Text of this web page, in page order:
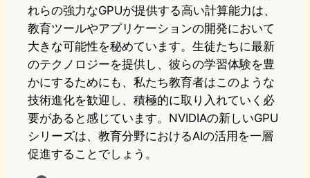
れらの強力なGPUが提供する高い計算能力は、
教育ツールやアプリケーションの開発において
大きな可能性を秘めています。生徒たちに最新
のテクノロジーを提供し、彼らの学習体験を豊
かにするためにも、私たち教育者はこのような
技術進化を歓迎し、積極的に取り入れていく必
要があると感じています。NVIDIAの新しいGPU
シリーズは、教育分野におけるAIの活用を一層
促進することでしょう。